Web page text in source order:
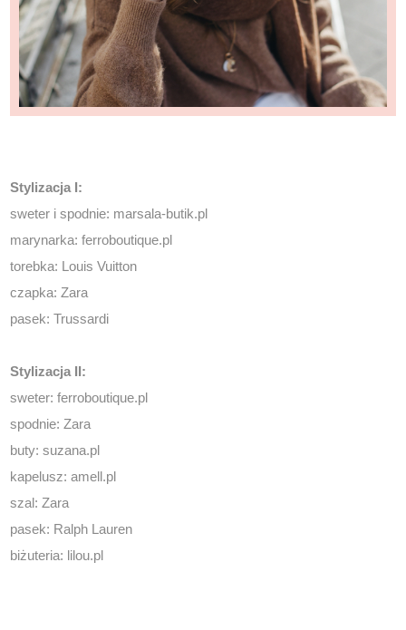
Stylizacja I:
sweter i spodnie: marsala-butik.pl
marynarka:ferroboutique.pl
torebka: Louis Vuitton
czapka: Zara
pasek: Trussardi
Stylizacja II:
sweter:ferroboutique.pl
spodnie: Zara
buty:suzana.pl
kapelusz:amell.pl
szal: Zara
pasek: Ralph Lauren
biżuteria: lilou.pl